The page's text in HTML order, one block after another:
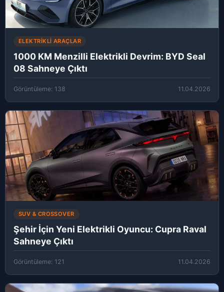
ELEKTRIKLI ARAÇLAR
1000 KM Menzilli Elektrikli Devrim: BYD Seal
08 Sahneye Çıktı
Görüntüleme: 138 11.04.2026
SUV & CROSSOVER
Şehir İçin Yeni Elektrikli Oyuncu: Cupra Raval
Sahneye Çıktı
Görüntüleme: 121 11.04.2026